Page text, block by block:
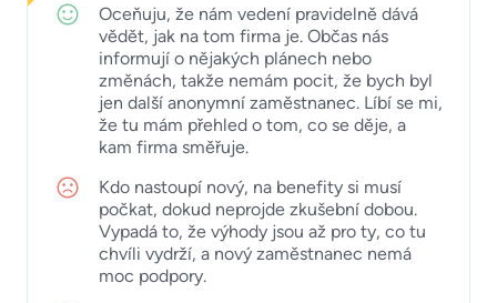
Oceňuju, že nám vedení pravidelně dává
vědět, jak na tom firma je. Občas nás
informují o nějakých plánech nebo
změnách, takže nemám pocit, že bych byl
jen další anonymní zaměstnanec. Líbí se mi,
že tu mám přehled o tom, co se děje, a
kam firma směřuje.
Kdo nastoupí nový, na benefity si musí
počkat, dokud neprojde zkušební dobou.
Vypadá to, že výhody jsou až pro ty, co tu
chvíli vydrží, a nový zaměstnanec nemá
moc podpory.